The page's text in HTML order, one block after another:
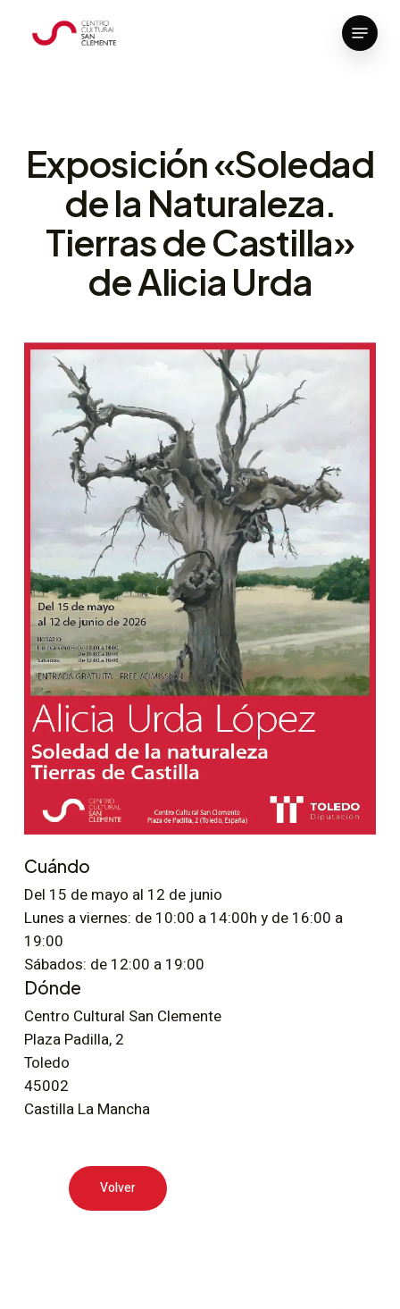
Menu
Exposición «Soledad
de la Naturaleza.
Tierras de Castilla»
de Alicia Urda
Cuándo
Del 15 de mayo al 12 de junio
Lunes a viernes: de 10:00 a 14:00h y de 16:00 a
19:00
Sábados: de 12:00 a 19:00
Dónde
Centro Cultural San Clemente
Plaza Padilla, 2
Toledo
45002
Castilla La Mancha
Volver
Close